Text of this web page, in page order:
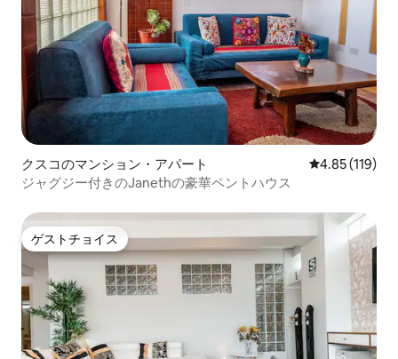
クスコのマンション・アパート レビュー119
4.85 (119)
ジャグジー付きのJanethの豪華ペントハウス
ゲストチョイス
ゲストチョイス